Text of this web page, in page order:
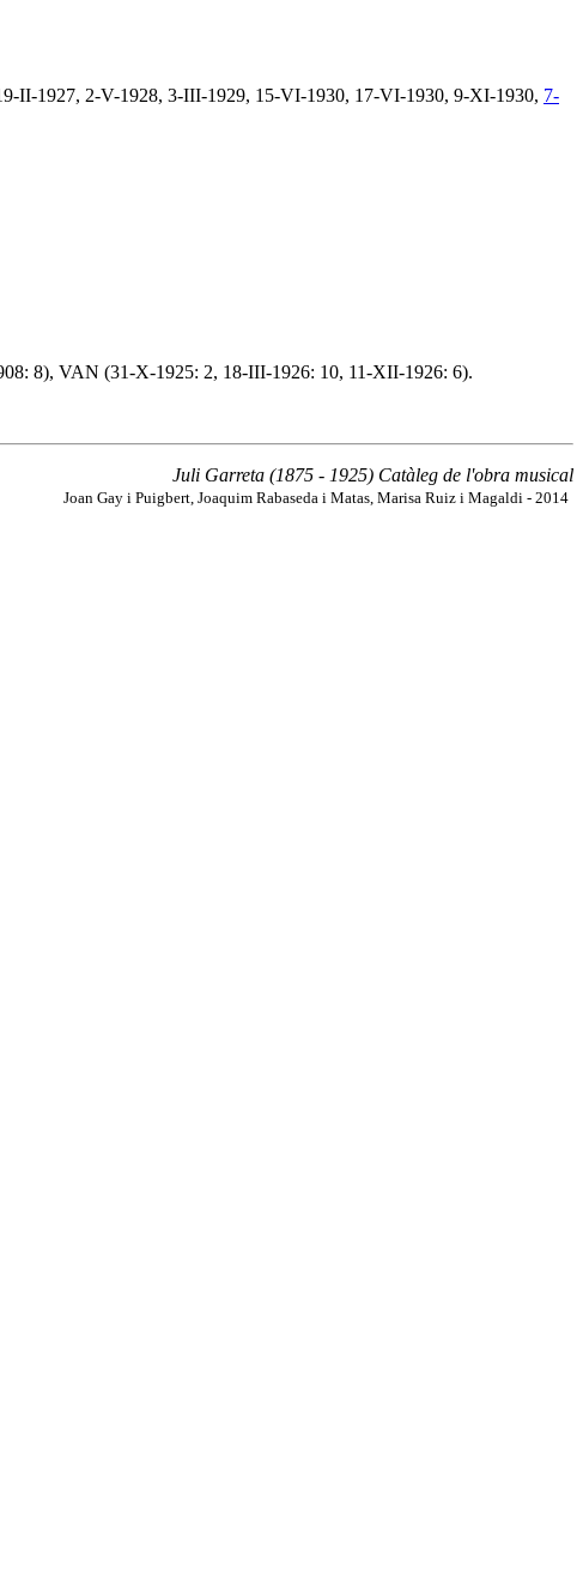
II-1927, 2-V-1928, 3-III-1929, 15-VI-1930, 17-VI-1930, 9-XI-1930, 7-
8), VAN (31-X-1925: 2, 18-III-1926: 10, 11-XII-1926: 6).
Juli Garreta (1875 - 1925) Catàleg de l'obra musical
Joan Gay i Puigbert, Joaquim Rabaseda i Matas, Marisa Ruiz i Magaldi - 2014